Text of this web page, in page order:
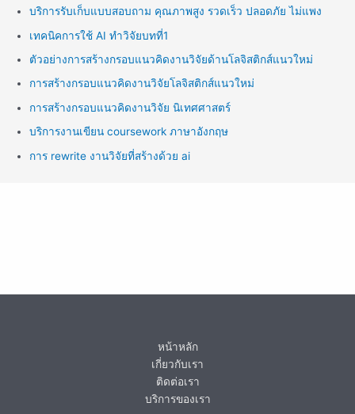
บริการรับเก็บแบบสอบถาม คุณภาพสูง รวดเร็ว ปลอดภัย ไม่แพง
เทคนิคการใช้ AI ทำวิจัยบทที่1
ตัวอย่างการสร้างกรอบแนวคิดงานวิจัยด้านโลจิสติกส์แนวใหม่
การสร้างกรอบแนวคิดงานวิจัยโลจิสติกส์แนวใหม่
การสร้างกรอบแนวคิดงานวิจัย นิเทศศาสตร์
บริการงานเขียน coursework ภาษาอังกฤษ
การ rewrite งานวิจัยที่สร้างด้วย ai
หน้าหลัก
เกี่ยวกับเรา
ติดต่อเรา
บริการของเรา